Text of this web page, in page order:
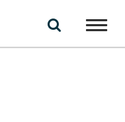
Toggle
navigation